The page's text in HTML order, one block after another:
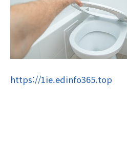
https://1ie.edinfo365.top